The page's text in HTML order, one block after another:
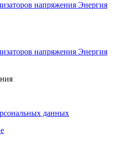
напряжения Энергия
напряжения Энергия
данных